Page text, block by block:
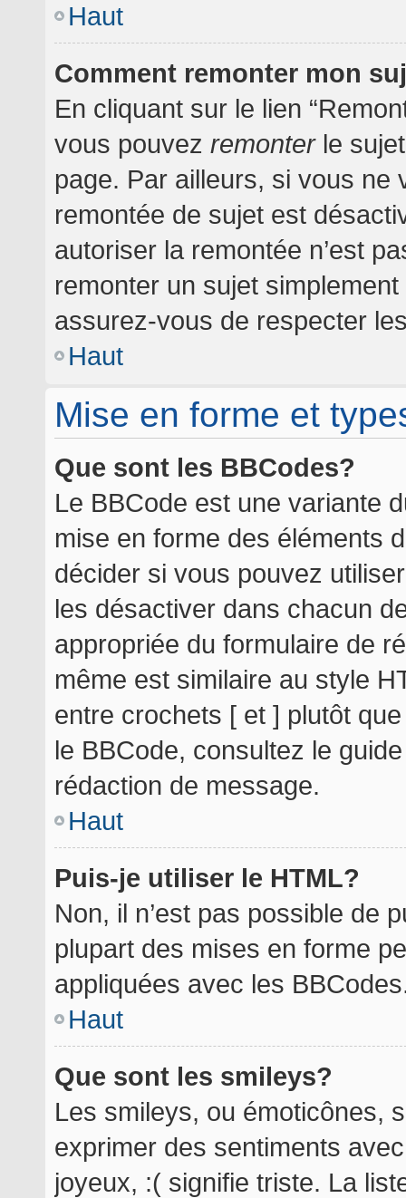
Haut
Comment remonter mon
En cliquant sur le lien
vous pouvez remonterle
page. Par ailleurs, si vous ne
remontée de sujet est
autoriser la remontée n’est
remonter un sujet
assurez-vous de respecter
Haut
Mise en forme et
Que sont les BBCodes?
Le BBCode est une variante
mise en forme des éléments
décider si vous pouvez
les désactiver dans chacun
appropriée du formulaire de
même est similaire au style
entre crochets [ et ] plutôt
le BBCode, consultez le
rédaction de message.
Haut
Puis-je utiliser le HTML?
Non, il n’est pas possible de
plupart des mises en forme
appliquées avec les
Haut
Que sont les smileys?
Les smileys, ou émoticônes,
exprimer des sentiments
joyeux, :( signifie triste. La